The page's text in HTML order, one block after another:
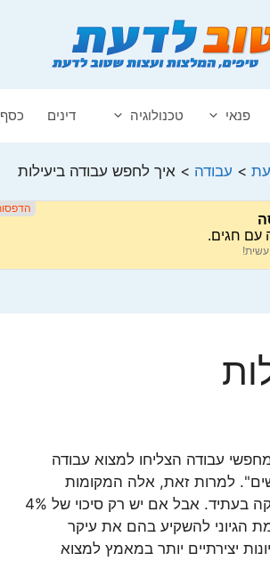
פנאי טכנולוגיה דינים כסף
> עבודה > איך לחפש עבודה ביעילות
לאחרונה בארצות הברית מצא כי רק 4% ממחפשי עבודה הצליחו למצוא עבודה
למרות זאת, אלה המקומות
הראשונים אליהם פונים מחפשי עבודה שמחפשים תעסוקה בעתיד. אבל אם יש רק סיכוי של 4%
הגיוני להשקיע בהם את עיקר
יצירתיים יותר במאמץ למצוא